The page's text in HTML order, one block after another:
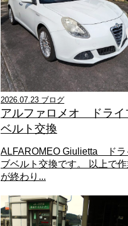
2026.07.23 ブログ
アルファロメオ ドライ
ベルト交換
ALFAROMEO Giulietta ドラ
ブベルト交換です。 以上で作
が終わり...